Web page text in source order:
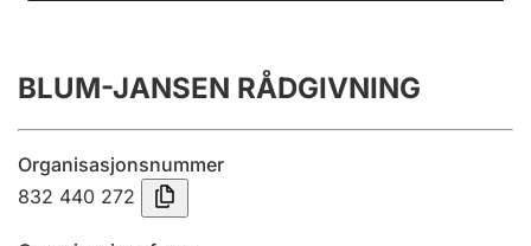
Innsending og forseinkingsgebyr
BLUM-JANSEN RÅDGIVNING
Organisasjonsnummer
832 440 272